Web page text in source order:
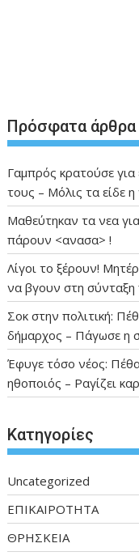
Πρόσφατα άρθρα
Γαμπρός κρατούσε
τους – Μόλις τα είδε
Μαθεύτηκαν τα νεα
πάρουν <ανασα> !
Λίγοι το ξέρουν!
να βγουν στη
Σοκ στην πολιτική:
δήμαρχος – Πάγωσε η
Έφυγε τόσο νέος:
ηθοποιός – Ραγίζει
Kατηγορίες
Uncategorized
ΕΠΙΚΑΙΡΟΤΗΤΑ
ΘΡΗΣΚΕΙΑ